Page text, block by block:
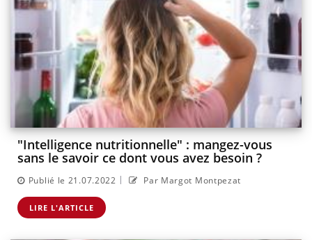
"Intelligence nutritionnelle" : mangez-vous
sans le savoir ce dont vous avez besoin ?
Publié le 21.07.2022 | Par Margot Montpezat
LIRE L'ARTICLE